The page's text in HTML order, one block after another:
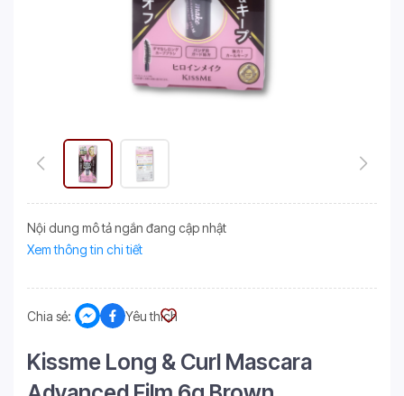
Nội dung mô tả ngắn đang cập nhật
Xem thông tin chi tiết
Chia sẻ: Yêu thích
Kissme Long & Curl Mascara